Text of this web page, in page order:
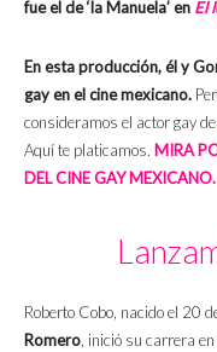
fue el de ‘la Manuela’ en El
En esta producción, él y
gay en el cine mexicano.
consideramos el actor gay
Aquí te platicamos. MIRA
DEL CINE GAY MEXICANO.
Roberto Cobo, nacido el 20
Romero, inició su carrera